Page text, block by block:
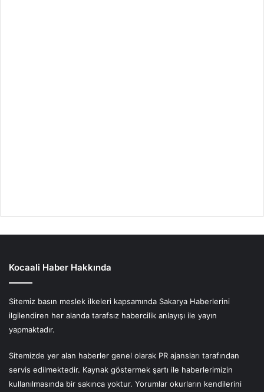
Kocaali Haber Hakkında
Sitemiz basın meslek ilkeleri kapsamında Sakarya Haberlerini
ilgilendiren her alanda tarafsız habercilik anlayışı ile yayın
yapmaktadır.
Sitemizde yer alan haberler genel olarak PR ajansları tarafından
servis edilmektedir. Kaynak göstermek şartı ile haberlerimizin
kullanılmasında bir sakınca yoktur. Yorumlar okurların kendilerini